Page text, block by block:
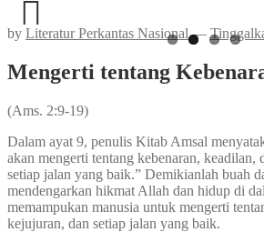
by Literatur Perkantas Nasional —
Mengerti tentang
(Ams. 2:9-19)
Dalam ayat 9, penulis Kitab Amsal
akan mengerti tentang kebenaran, keadilan,
setiap jalan yang baik.” Demikianlah buah
mendengarkan hikmat Allah dan hidup di
memampukan manusia untuk mengerti
kejujuran, dan setiap jalan yang baik.